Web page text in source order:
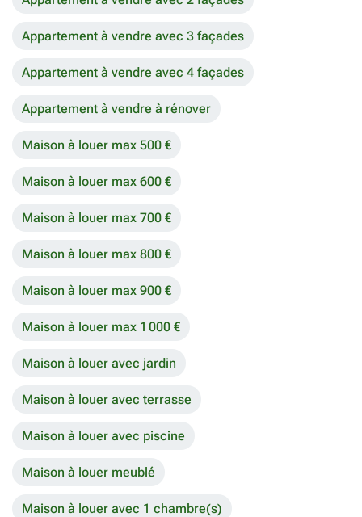
Appartement à vendre avec 3 façades
Appartement à vendre avec 4 façades
Appartement à vendre à rénover
Maison à louer max 500 €
Maison à louer max 600 €
Maison à louer max 700 €
Maison à louer max 800 €
Maison à louer max 900 €
Maison à louer max 1 000 €
Maison à louer avec jardin
Maison à louer avec terrasse
Maison à louer avec piscine
Maison à louer meublé
Maison à louer avec 1 chambre(s)